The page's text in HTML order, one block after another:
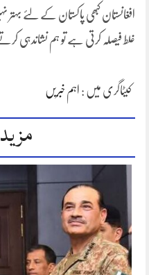
افغانستان کبھی پاکستان کے لئے بہتر
غلط فیصلہ کرتی ہے تو ہم نشاندہی
کیٹاگری میں : اہم خبریں